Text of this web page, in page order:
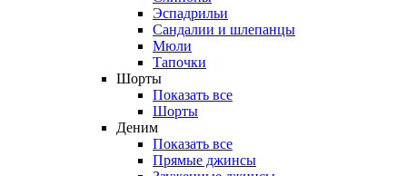
Эспадрильи
Сандалии и шлепанцы
Мюли
Тапочки
Шорты
Показать все
Шорты
Деним
Показать все
Прямые джинсы